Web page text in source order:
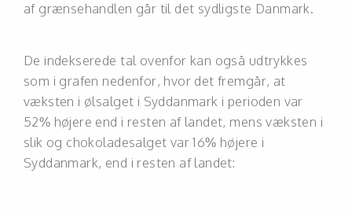
af grænsehandlen går til det sydligste Danmark.
De indekserede tal ovenfor kan også udtrykkes
som i grafen nedenfor, hvor det fremgår, at
væksten i ølsalget i Syddanmark i perioden var
52% højere end i resten af landet, mens væksten i
slik og chokoladesalget var 16% højere i
Syddanmark, end i resten af landet: